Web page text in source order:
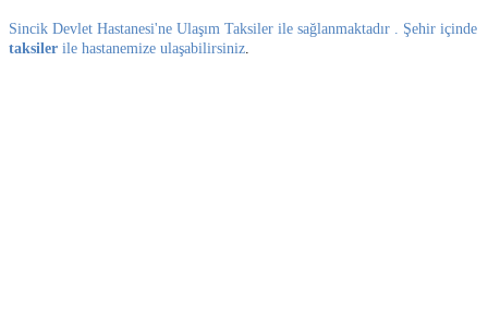
Sincik Devlet Hastanesi'ne Ulaşım Taksiler ile sağlanmaktadır . Şehir içinde
taksiler ile hastanemize ulaşabilirsiniz.